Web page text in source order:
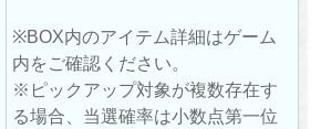
※BOX内のアイテム詳細はゲーム
内をご確認ください。
※ピックアップ対象が複数存在す
る場合、当選確率は小数点第一位